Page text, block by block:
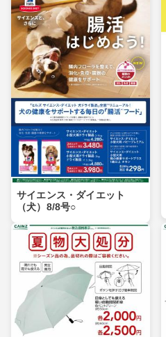
サイエンス・ダイエット
（犬）8/8号○